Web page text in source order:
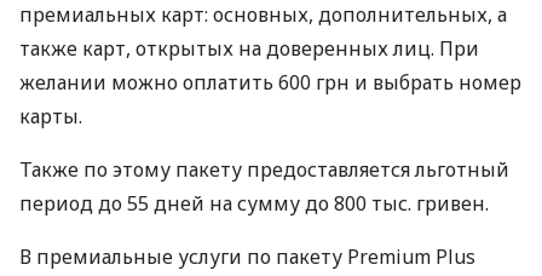
премиальных карт: основных, дополнительных, а
также карт, открытых на доверенных лиц. При
желании можно оплатить 600 грн и выбрать номер
карты.
Также по этому пакету предоставляется льготный
период до 55 дней на сумму до 800 тыс. гривен.
В премиальные услуги по пакету Premium Plus